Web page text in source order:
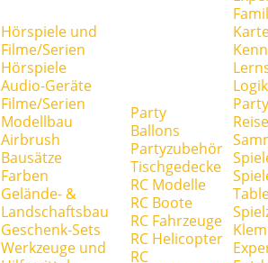
Hörspiele und
Filme/Serien
Hörspiele
Audio-Geräte
Filme/Serien
Modellbau
Airbrush
Bausätze
Farben
Gelände- &
Landschaftsbau
Geschenk-Sets
Werkzeuge und
Party
Ballons
Partyzubehör
Tischgedecke
RC Modelle
RC Boote
RC Fahrzeuge
RC Helicopter
RC